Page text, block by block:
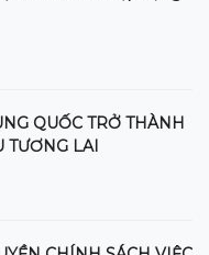
QUỐC TRỞ THÀNH
TƯƠNG LAI